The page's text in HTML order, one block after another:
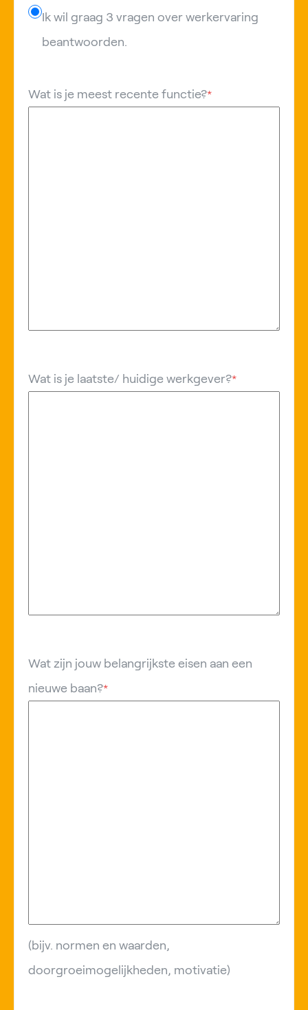
Ik wil graag 3 vragen over werkervaring
beantwoorden.
Wat is je meest recente functie?*
Wat is je laatste/ huidige werkgever?*
Wat zijn jouw belangrijkste eisen aan een
nieuwe baan?*
(bijv. normen en waarden,
doorgroeimogelijkheden, motivatie)